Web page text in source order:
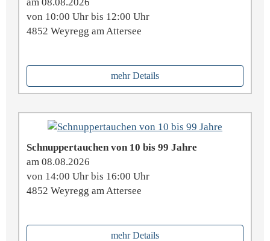
von 10:00 Uhr bis 12:00 Uhr
4852 Weyregg am Attersee
mehr Details
Schnuppertauchen von 10 bis 99 Jahre
am 08.08.2026
von 14:00 Uhr bis 16:00 Uhr
4852 Weyregg am Attersee
mehr Details